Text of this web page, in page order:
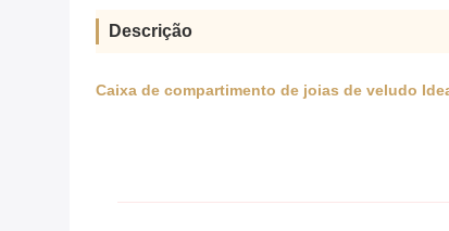
Descrição
Caixa de compartimento de joias de veludo